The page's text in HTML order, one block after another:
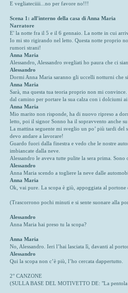
E vegliateciiii...no per favore no!!!
Scena 1: all'interno della casa di Anna Maria
Narratore
E' la notte fra il 5 e il 6 gennaio. La notte in cui
Io mi sto rigirando nel letto. Questa notte proprio
rumori strani!
Anna Maria
Alessandro, Alessandro svegliati ho paura che ci
Alessandro
Dormi Anna Maria saranno gli uccelli notturni che
Anna Maria
Sarà, ma questa tua teoria proprio non mi convince.
dal camino per portare la sua calza con i dolciumi
Anna Maria
Mio marito non risponde, ha di nuovo ripreso a
letto, poi il signor Sonno ha il sopravvento anche
La mattina seguente mi sveglio un po’ più tardi
devo andare a lavorare!
Guardo fuori dalla finestra e vedo che le nostre
imbiancate dalla neve.
Alessandro le aveva tutte pulite la sera prima.
Alessandro
Anna Maria scendo a togliere la neve dalle
Anna Maria
Ok, vai pure. La scopa è giù, appoggiata al portone
(Trascorrono pochi minuti e si sente suonare alla
Alessandro
Anna Maria hai preso tu la scopa?
Anna Maria
No, Alessandro. Ieri l’hai lasciata lì, davanti al
Alessandro
Qui la scopa non c’è più, l’ho cercata dappertutto.
2° CANZONE
(SULLA BASE DEL MOTIVETTO DE: "La